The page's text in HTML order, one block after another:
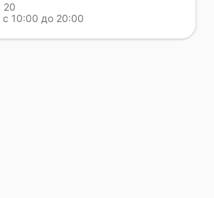
20
10:00 до 20:00